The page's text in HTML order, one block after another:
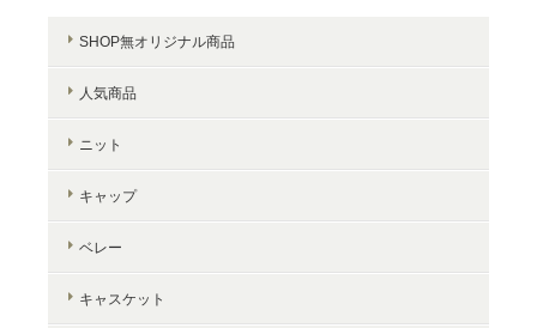
SHOP無オリジナル商品
人気商品
ニット
キャップ
ベレー
キャスケット